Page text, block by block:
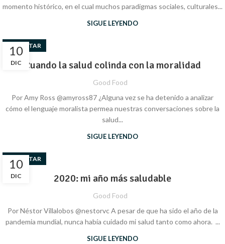
momento histórico, en el cual muchos paradigmas sociales, culturales...
SIGUE LEYENDO
10
DIC
BIENESTAR
Cuando la salud colinda con la moralidad
Good Food
Por Amy Ross @amyross87 ¿Alguna vez se ha detenido a analizar
cómo el lenguaje moralista permea nuestras conversaciones sobre la
salud...
SIGUE LEYENDO
10
DIC
BIENESTAR
2020: mi año más saludable
Good Food
Por Néstor Villalobos @nestorvc A pesar de que ha sido el año de la
pandemia mundial, nunca había cuidado mi salud tanto como ahora. ...
SIGUE LEYENDO